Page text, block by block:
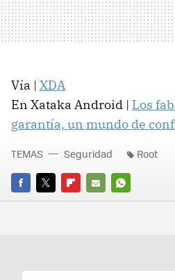
Vía | XDA
En Xataka Android | Los
garantía, un mundo de
FACEBOOK
TWITTERFLIPBOARD
E-
WHATSAPP
TEMAS Seguridad Root